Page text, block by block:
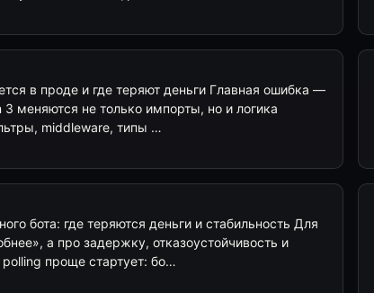
в проде и где теряют деньги Главная ошибка —
3 меняются не только импорты, но и логика
middleware, типы …
бота: где теряются деньги и стабильность Для
а про задержку, отказоустойчивость и
проще стартует: бо…